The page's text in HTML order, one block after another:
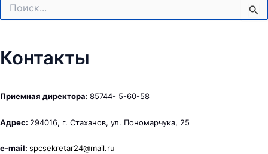
Контакты
Приемная директора: 85744- 5-60-58
Адрес: 294016, г. Стаханов, ул. Пономарчука, 25
e-mail: spcsekretar24@mail.ru